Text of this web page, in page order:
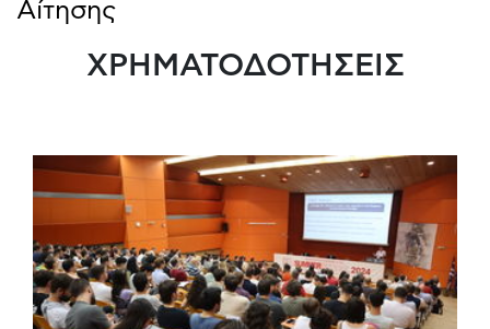
Αίτησης
ΧΡΗΜΑΤΟΔΟΤΗΣΕΙΣ